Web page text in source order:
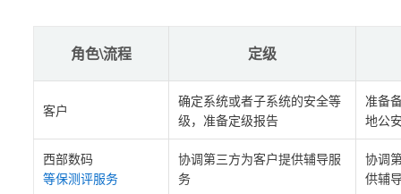
角色\流程 定级
客户
确定系统或者子系统的安全等
级，准备定级报告
准备
地公
西部数码
等保测评服务
协调第三方为客户提供辅导服
务
协调
供辅